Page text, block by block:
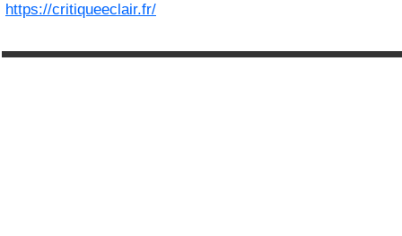
https://critiqueeclair.fr/